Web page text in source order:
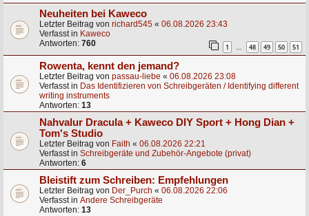
Neuheiten bei Kaweco
Letzter Beitrag von richard545 « 06.08.2026 23:43
Verfasst in Kaweco
Antworten: 760 1 … 48 49 50 51
Rowenta, kennt den jemand?
Letzter Beitrag von passau-liebe « 06.08.2026 23:08
Verfasst in Das Identifizieren von Schreibgeräten / Identifying different
writing instruments
Antworten: 13
Nahvalur Dracula + Kaweco DIY Sport + Hong Dian +
Tom's Studio
Letzter Beitrag von Faith « 06.08.2026 22:21
Verfasst in Schreibgeräte und Zubehör-Angebote (privat)
Antworten: 6
Bleistift zum Schreiben: Empfehlungen
Letzter Beitrag von Der_Purch « 06.08.2026 22:06
Verfasst in Andere Schreibgeräte
Antworten: 13